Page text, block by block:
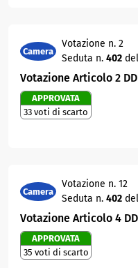
Camera
Votazione n. 2
Seduta n. 402
Votazione Articolo 2
APPROVATA
33 voti di scarto
Camera
Votazione n. 12
Seduta n. 402
Votazione Articolo 4
APPROVATA
35 voti di scarto